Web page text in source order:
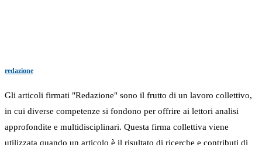
redazione
Gli articoli firmati "Redazione" sono il frutto di un lavoro collettivo,
in cui diverse competenze si fondono per offrire ai lettori analisi
approfondite e multidisciplinari. Questa firma collettiva viene
utilizzata quando un articolo è il risultato di ricerche e contributi di